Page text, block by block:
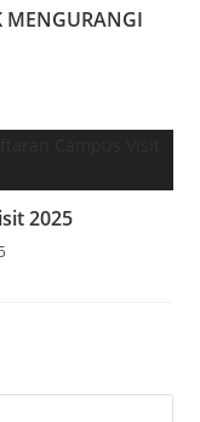
MENGURANGI
2025